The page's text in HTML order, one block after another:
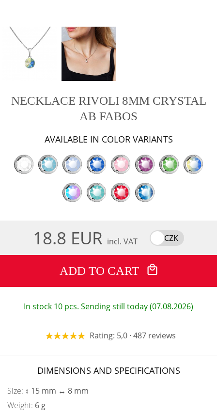
NECKLACE RIVOLI 8MM CRYSTAL
AB FABOS
AVAILABLE IN COLOR VARIANTS
18.8 EUR incl. VAT CZK
ADD TO CART
In stock 10 pcs. Sending still today (07.08.2026)
Rating: 5,0 · 487 reviews
DIMENSIONS AND SPECIFICATIONS
Size: ↕ 15 mm ↔ 8 mm
Weight: 6 g